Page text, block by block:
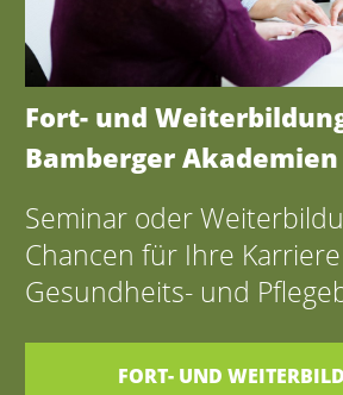
Fort- und
Bamberger Akademien
Seminar oder
Chancen für Ihre
Gesundheits- und
FORT- UND